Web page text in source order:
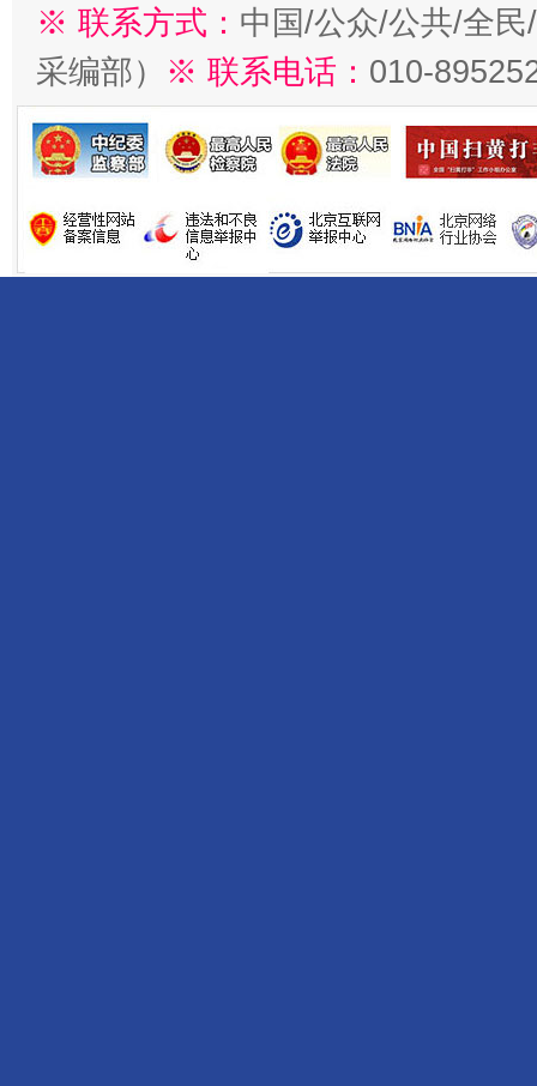
※ 联系方式： 中国/公众/公共/全
采编部） ※ 联系电话： 010-